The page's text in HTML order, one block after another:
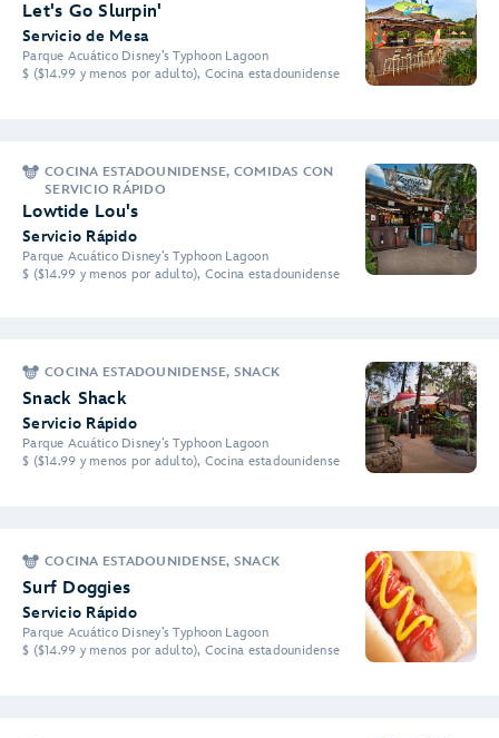
Let's Go Slurpin'
Servicio de Mesa
Parque Acuático Disney’s Typhoon Lagoon
$ ($14.99 y menos por adulto), Cocina estadounidense
COCINA ESTADOUNIDENSE, COMIDAS CON
SERVICIO RÁPIDO
Lowtide Lou's
Servicio Rápido
Parque Acuático Disney’s Typhoon Lagoon
$ ($14.99 y menos por adulto), Cocina estadounidense
COCINA ESTADOUNIDENSE, SNACK
Snack Shack
Servicio Rápido
Parque Acuático Disney’s Typhoon Lagoon
$ ($14.99 y menos por adulto), Cocina estadounidense
COCINA ESTADOUNIDENSE, SNACK
Surf Doggies
Servicio Rápido
Parque Acuático Disney’s Typhoon Lagoon
$ ($14.99 y menos por adulto), Cocina estadounidense